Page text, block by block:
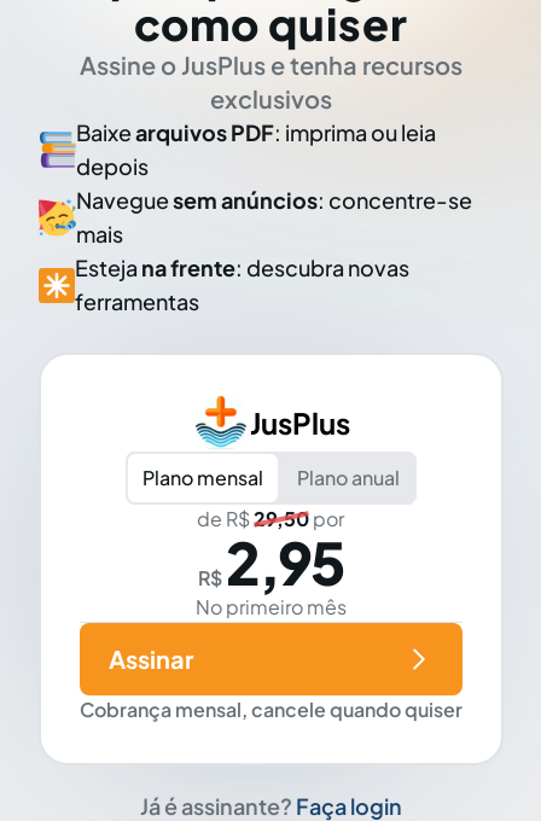
como quiser
Assine o JusPlus e tenha recursos
exclusivos
Baixearquivos PDF: imprima ou leia
depois
Naveguesem anúncios: concentre-se
mais
Esteja na frente: descubra novas
ferramentas
JusPlus
Plano mensal
Plano anual
de R$29,50por
R$ 2,95
No primeiro mês
Cobrança mensal, cancele quando quiser
Assinar
Já é assinante? Faça login